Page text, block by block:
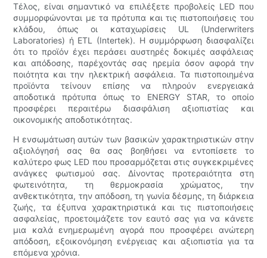
Τέλος, είναι σημαντικό να επιλέξετε προβολείς LED που
συμμορφώνονται με τα πρότυπα και τις πιστοποιήσεις του
κλάδου, όπως οι καταχωρίσεις UL (Underwriters
Laboratories) ή ETL (Intertek). Η συμμόρφωση διασφαλίζει
ότι το προϊόν έχει περάσει αυστηρές δοκιμές ασφάλειας
και απόδοσης, παρέχοντάς σας ηρεμία όσον αφορά την
ποιότητα και την ηλεκτρική ασφάλεια. Τα πιστοποιημένα
προϊόντα τείνουν επίσης να πληρούν ενεργειακά
αποδοτικά πρότυπα όπως το ENERGY STAR, το οποίο
προσφέρει περαιτέρω διασφάλιση αξιοπιστίας και
οικονομικής αποδοτικότητας.
Η ενσωμάτωση αυτών των βασικών χαρακτηριστικών στην
αξιολόγησή σας θα σας βοηθήσει να εντοπίσετε το
καλύτερο φως LED που προσαρμόζεται στις συγκεκριμένες
ανάγκες φωτισμού σας. Δίνοντας προτεραιότητα στη
φωτεινότητα, τη θερμοκρασία χρώματος, την
ανθεκτικότητα, την απόδοση, τη γωνία δέσμης, τη διάρκεια
ζωής, τα έξυπνα χαρακτηριστικά και τις πιστοποιήσεις
ασφαλείας, προετοιμάζετε τον εαυτό σας για να κάνετε
μια καλά ενημερωμένη αγορά που προσφέρει ανώτερη
απόδοση, εξοικονόμηση ενέργειας και αξιοπιστία για τα
επόμενα χρόνια.